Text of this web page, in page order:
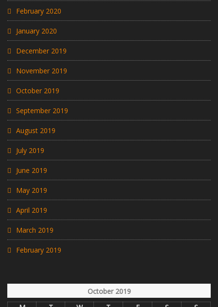
February 2020
January 2020
December 2019
November 2019
October 2019
September 2019
August 2019
July 2019
June 2019
May 2019
April 2019
March 2019
February 2019
October 2019